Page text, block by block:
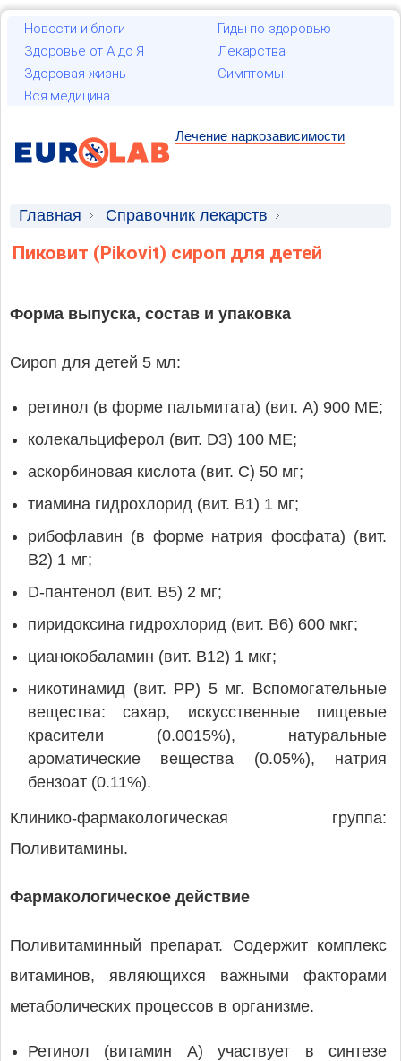
Новости и блоги
Гиды по здоровью
Здоровье от А до Я
Лекарства
Здоровая жизнь
Симптомы
Вся медицина
Лечение наркозависимости
Главная
Справочник лекарств
Лекарственные средства
Пиковит (Pikovit) сироп для детей
Форма выпуска, состав и упаковка
Сироп для детей 5 мл:
ретинол (в форме пальмитата) (вит. А) 900 МЕ;
колекальциферол (вит. D3) 100 МЕ;
аскорбиновая кислота (вит. С) 50 мг;
тиамина гидрохлорид (вит. B1) 1 мг;
рибофлавин (в форме натрия фосфата) (вит.
В2) 1 мг;
D-пантенол (вит. В5) 2 мг;
пиридоксина гидрохлорид (вит. B6) 600 мкг;
цианокобаламин (вит. B12) 1 мкг;
никотинамид (вит. PP) 5 мг. Вспомогательные
вещества: сахар, искусственные пищевые
красители (0.0015%), натуральные
ароматические вещества (0.05%), натрия
бензоат (0.11%).
Клинико-фармакологическая группа:
Поливитамины.
Фармакологическое действие
Поливитаминный препарат. Содержит комплекс
витаминов, являющихся важными факторами
метаболических процессов в организме.
Ретинол (витамин А) участвует в синтезе